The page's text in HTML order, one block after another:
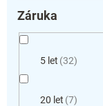
Záruka
5 let 32
20 let 7